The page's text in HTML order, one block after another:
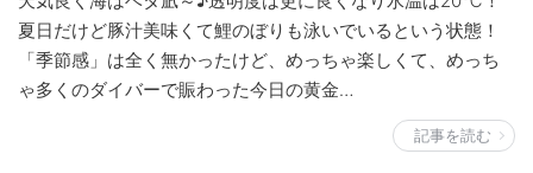
夏日だけど豚汁美味くて鯉のぼりも泳いでいるという状態！
「季節感」は全く無かったけど、めっちゃ楽しくて、めっち
ゃ多くのダイバーで賑わった今日の黄金…
記事を読む